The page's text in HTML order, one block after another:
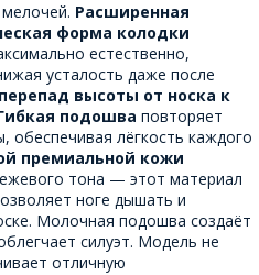
Расширенная
форма колодки
естественно,
усталость даже после
высоты от носка к
подошва повторяет
обеспечивая лёгкость каждого
премиальной кожи
тона — этот материал
ноге дышать и
Молочная подошва создаёт
силуэт. Модель не
отличную